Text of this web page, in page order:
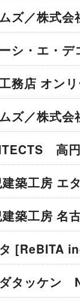
ズ／株式
シ・エ・
務店 オン
ズ／株式
高
築工房 エ
築工房 名
[ReBITA
タッケン